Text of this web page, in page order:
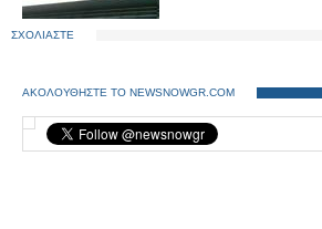
ΣΧΟΛΙΑΣΤΕ
ΑΚΟΛΟΥΘΗΣΤΕ ΤΟ NEWSNOWGR.COM